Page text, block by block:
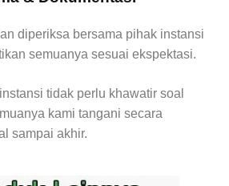
diperiksa bersama pihak instansi
semuanya sesuai ekspektasi.
tidak perlu khawatir soal
kami tangani secara
sampai akhir.